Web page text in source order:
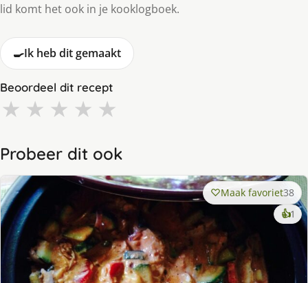
lid komt het ook in je kooklogboek.
🍳Ik heb dit gemaakt
Beoordeel dit recept
★ ★ ★ ★ ★
Probeer dit ook
Maak favoriet38
👍1